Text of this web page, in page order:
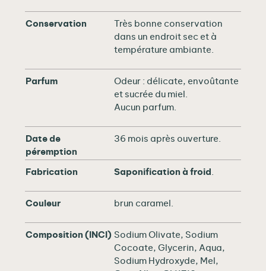
Conservation
Très bonne conservation
dans un endroit sec et à
température ambiante.
Parfum
Odeur : délicate, envoûtante
et sucrée du miel.
Aucun parfum.
Date de
péremption
36 mois après ouverture.
Fabrication Saponification à froid
Couleur brun caramel.
Composition (INCI) Sodium Olivate, Sodium
Cocoate, Glycerin, Aqua,
Sodium Hydroxyde, Mel,